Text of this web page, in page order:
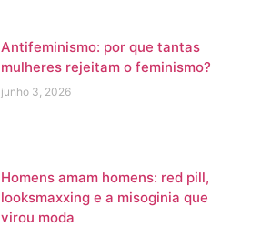
Antifeminismo: por que tantas
mulheres rejeitam o feminismo?
junho 3, 2026
Homens amam homens: red pill,
looksmaxxing e a misoginia que
virou moda